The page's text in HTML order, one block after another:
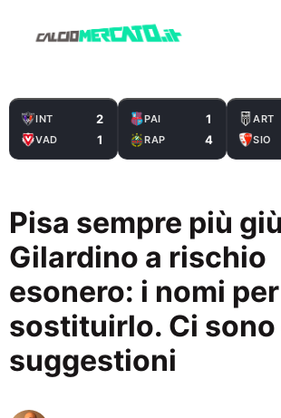
INT 2
VAD 1
PAI 1
RAP 4
ART
SIO
Pisa sempre più
Gilardino a rischio
esonero: i nomi per
sostituirlo. Ci sono
suggestioni